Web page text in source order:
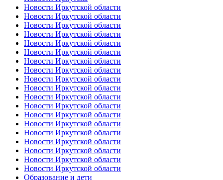
Новости Иркутской области
Новости Иркутской области
Новости Иркутской области
Новости Иркутской области
Новости Иркутской области
Новости Иркутской области
Новости Иркутской области
Новости Иркутской области
Новости Иркутской области
Новости Иркутской области
Новости Иркутской области
Новости Иркутской области
Новости Иркутской области
Новости Иркутской области
Новости Иркутской области
Новости Иркутской области
Новости Иркутской области
Новости Иркутской области
Новости Иркутской области
Образование и дети